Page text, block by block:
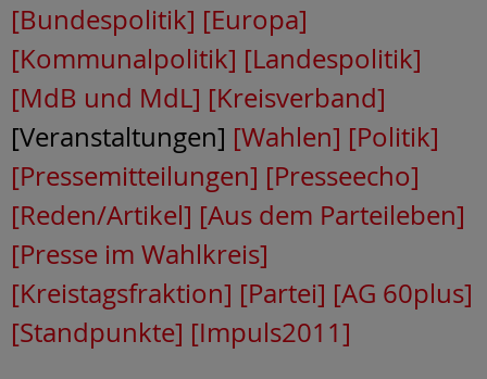
[Bundespolitik] [Europa]
[Kommunalpolitik] [Landespolitik]
[MdB und MdL] [Kreisverband]
[Veranstaltungen] [Wahlen] [Politik]
[Pressemitteilungen] [Presseecho]
[Reden/Artikel] [Aus dem Parteileben]
[Presse im Wahlkreis]
[Kreistagsfraktion] [Partei] [AG 60plus]
[Standpunkte] [Impuls2011]